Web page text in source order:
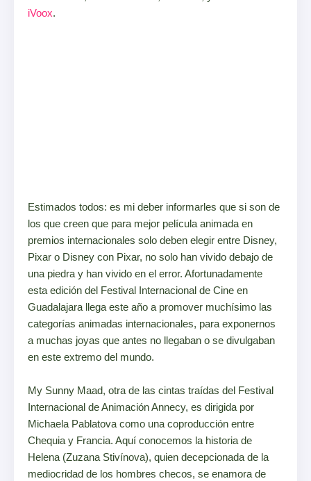
iVoox.
Estimados todos: es mi deber informarles que si son de
los que creen que para mejor película animada en
premios internacionales solo deben elegir entre Disney,
Pixar o Disney con Pixar, no solo han vivido debajo de
una piedra y han vivido en el error. Afortunadamente
esta edición del Festival Internacional de Cine en
Guadalajara llega este año a promover muchísimo las
categorías animadas internacionales, para exponernos
a muchas joyas que antes no llegaban o se divulgaban
en este extremo del mundo.
My Sunny Maad, otra de las cintas traídas del Festival
Internacional de Animación Annecy, es dirigida por
Michaela Pablatova como una coproducción entre
Chequia y Francia. Aquí conocemos la historia de
Helena (Zuzana Stivínova), quien decepcionada de la
mediocridad de los hombres checos, se enamora de